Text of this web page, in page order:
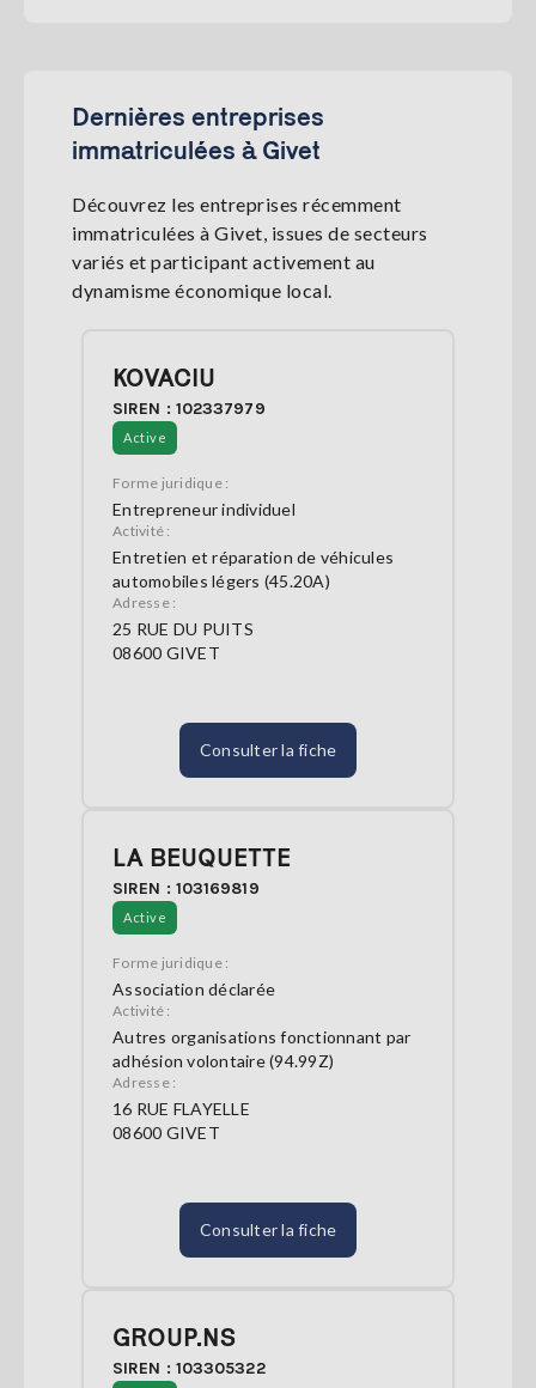
Dernières entreprises
immatriculées à Givet
Découvrez les entreprises récemment
immatriculées à Givet, issues de secteurs
variés et participant activement au
dynamisme économique local.
KOVACIU
SIREN : 102337979
Active
Forme juridique :
Entrepreneur individuel
Activité :
Entretien et réparation de véhicules
automobiles légers (45.20A)
Adresse :
25 RUE DU PUITS
08600 GIVET
Consulter la fiche
LA BEUQUETTE
SIREN : 103169819
Active
Forme juridique :
Association déclarée
Activité :
Autres organisations fonctionnant par
adhésion volontaire (94.99Z)
Adresse :
16 RUE FLAYELLE
08600 GIVET
Consulter la fiche
GROUP.NS
SIREN : 103305322